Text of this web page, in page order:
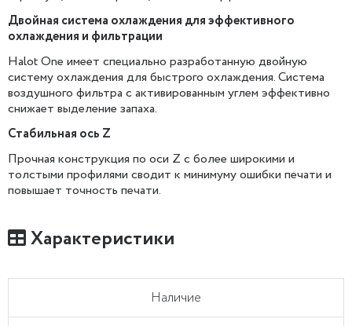
Двойная система охлаждения для эффективного
охлаждения и фильтрации
Halot One имеет специально разработанную двойную
систему охлаждения для быстрого охлаждения. Система
воздушного фильтра с активированным углем эффективно
снижает выделение запаха.
Стабильная ось Z
Прочная конструкция по оси Z с более широкими и
толстыми профилями сводит к минимуму ошибки печати и
повышает точность печати.
Характеристики
Наличие